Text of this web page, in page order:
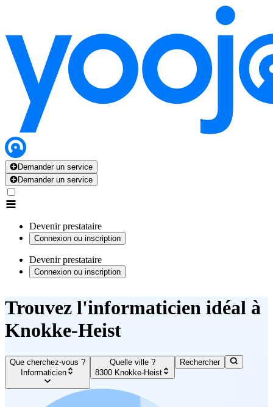
Demander un service
Demander un service
Devenir prestataire
Connexion ou inscription
Devenir prestataire
Connexion ou inscription
Trouvez l'informaticien idéal à
Knokke-Heist
Que cherchez-vous ?
Informaticien
Quelle ville ?
8300 Knokke-Heist
Rechercher